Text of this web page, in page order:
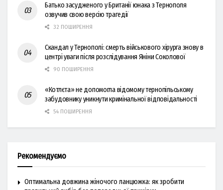
Батько засудженого у Британії юнака з Тернополя
озвучив свою версію трагедії
32 ПОШИРЕННЯ
Скандал у Тернополі: смерть військового хірурга знову в
центрі уваги після розслідування Яніни Соколової
90 ПОШИРЕННЯ
«Котлєта» не допомогла відомому тернопільському
забудовнику уникнути кримінальної відповідальності
54 ПОШИРЕННЯ
Рекомендуємо
Оптимальна довжина жіночого ланцюжка: як зробити